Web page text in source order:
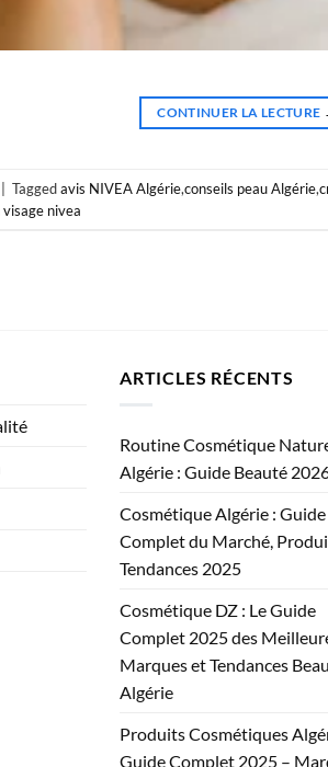
CONTINUER LA LECTURE
Taggedavis NIVEA Algérie,conseils peau Algérie,
visage nivea
ARTICLES RÉCENTS
Routine Cosmétique
Algérie : Guide Beauté
Cosmétique Algérie : Guide
Complet du Marché,
Tendances 2025
Cosmétique DZ : Le Guide
Complet 2025 des
Marques et Tendances
Algérie
Produits Cosmétiques
Guide Complet 2025 –